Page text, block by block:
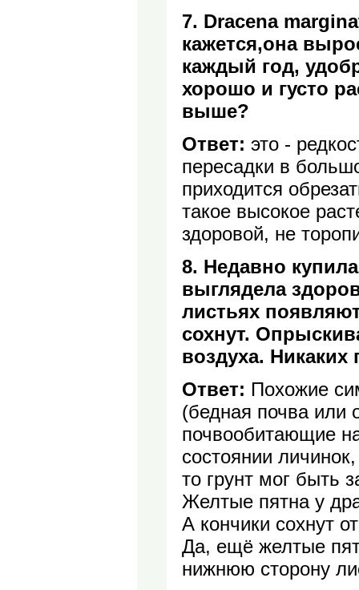
7. Dracena
кажется,она
каждый год,
хорошо и густо
выше?
Ответ: это -
пересадки в
приходится
такое высокое
здоровой, не
8. Недавно
выглядела
листьях
сохнут.
воздуха. Никаких
Ответ: Похожие
(бедная почва или
почвообитающие
состоянии
то грунт мог быть
Желтые пятна у
А кончики сохнут
Да, ещё желтые
нижнюю сторону